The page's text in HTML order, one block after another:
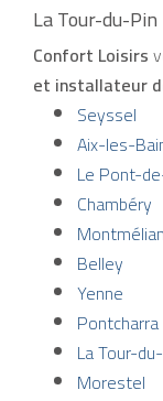
La Tour-du-Pin
Confort Loisirs
et installateur
Seyssel
Aix-les-
Le Pont-
Chambéry
Montmélian
Belley
Yenne
Pontcharra
La Tour-
Morestel